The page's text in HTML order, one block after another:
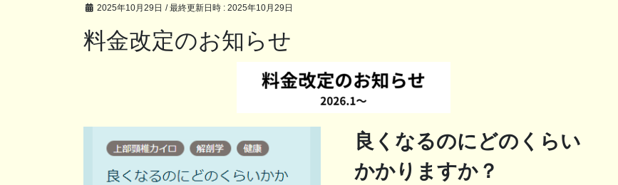
2025年10月29日 / 最終更新日時 : 2025年10月29日
料金改定のお知らせ
良くなるのにどのくらい
かかりますか？